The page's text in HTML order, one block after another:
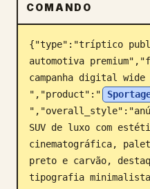
Blog
Atualizações
COMANDO
{"type":"tríptico
automotiva
campanha digital
","product":"
SUV de luxo com
cinematográfica,
preto e carvão,
tipografia